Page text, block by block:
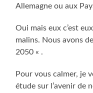
Allemagne ou aux
Oui mais eux c’est
malins. Nous avons
2050 « .
Pour vous calmer, je
étude sur l’avenir de